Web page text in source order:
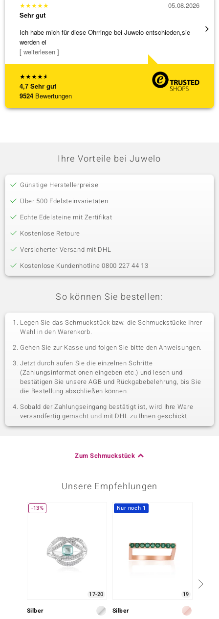
★★★★★
4,7 Sehr gut
9524 Bewertungen
★★★★★
Sehr gut
Ich habe mich für diese Ohrringe bei Juwelo entschieden,sie
werden ei
[ weiterlesen ]
05.08.2026
Ihre Vorteile bei Juwelo
Günstige Herstellerpreise
Über 500 Edelsteinvarietäten
Echte Edelsteine mit Zertifikat
Kostenlose Retoure
Versicherter Versand mit DHL
Kostenlose Kundenhotline 0800 227 44 13
So können Sie bestellen:
Legen Sie das Schmuckstück bzw. die Schmuckstücke Ihrer
Wahl in den Warenkorb.
Gehen Sie zur Kasse und folgen Sie bitte den Anweisungen.
Jetzt durchlaufen Sie die einzelnen Schritte
(Zahlungsinformationen eingeben etc.) und lesen und
bestätigen Sie unsere AGB und Rückgabebelehrung, bis Sie
die Bestellung abschließen können.
Sobald der Zahlungseingang bestätigt ist, wird Ihre Ware
versandfertig gemacht und mit DHL zu Ihnen geschickt.
Zum Schmuckstück
Unsere Empfehlungen
-13%
17-20
Silber
Nur noch 1
19
Silber